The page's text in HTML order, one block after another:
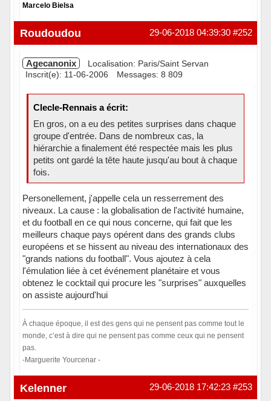
Marcelo Bielsa
Hors ligne #252
29-06-2018 04:39:30
Roudoudou
Agecanonix
Localisation: Paris/Saint Servan
Inscrit(e): 11-06-2006
Messages: 8 809
Clecle-Rennais a écrit:
En gros, on a eu des petites surprises dans chaque
groupe d'entrée. Dans de nombreux cas, la
hiérarchie a finalement été respectée mais les plus
petits ont gardé la tête haute jusqu'au bout à chaque
fois.
Personellement, j'appelle cela un resserrement des
niveaux. La cause : la globalisation de l'activité humaine,
et du football en ce qui nous concerne, qui fait que les
meilleurs chaque pays opérent dans des grands clubs
européens et se hissent au niveau des internationaux des
"grands nations du football". Vous ajoutez à cela
l'émulation liée à cet événement planétaire et vous
obtenez le cocktail qui procure les "surprises" auxquelles
on assiste aujourd'hui
À chaque époque, il est des gens qui ne pensent pas comme tout le
monde, c’est à dire qui ne pensent pas comme ceux qui ne pensent
pas.
-Marguerite Yourcenar -
Hors ligne #253
29-06-2018 17:42:23
Kelenner